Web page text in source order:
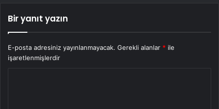
Bir yanıt yazın
E-posta adresiniz yayınlanmayacak. Gerekli alanlar * ile
işaretlenmişlerdir